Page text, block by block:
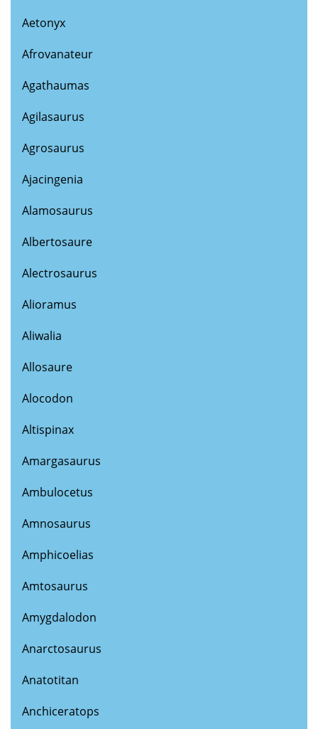
Aetonyx
Afrovanateur
Agathaumas
Agilasaurus
Agrosaurus
Ajacingenia
Alamosaurus
Albertosaure
Alectrosaurus
Alioramus
Aliwalia
Allosaure
Alocodon
Altispinax
Amargasaurus
Ambulocetus
Amnosaurus
Amphicoelias
Amtosaurus
Amygdalodon
Anarctosaurus
Anatotitan
Anchiceratops